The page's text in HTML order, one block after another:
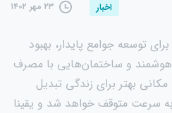
اخبار ۲۳ مهر ۱۴۰۲
توسعه جوامع پایدار، بهبود
و ساختمان‌هایی با مصرف
بهتر برای زندگی تبدیل
سرعت متوقف خواهد شد و یقینا